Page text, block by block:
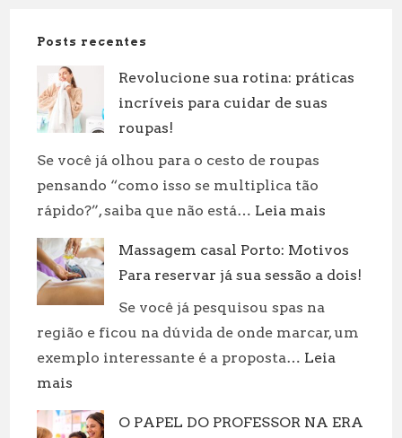
Posts recentes
Revolucione sua rotina: práticas
incríveis para cuidar de suas
roupas!
Se você já olhou para o cesto de roupas
pensando “como isso se multiplica tão
rápido?”, saiba que não está… Leia mais
sua
rotina:
para
cuidar
Massagem casal Porto: Motivos
Para reservar já sua sessão a dois!
Se você já pesquisou spas na
região e ficou na dúvida de onde marcar, um
exemplo interessante é a proposta… Leia
mais
casal
O PAPEL DO PROFESSOR NA ERA